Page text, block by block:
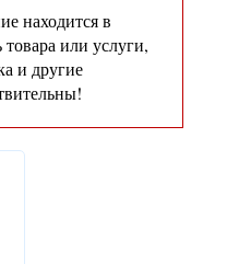
находится в
или услуги,
и другие